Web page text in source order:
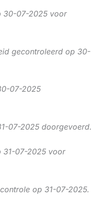
30-07-2025 voor
gecontroleerd op 30-
07-2025
07-2025 doorgevoerd.
31-07-2025 voor
op 31-07-2025.